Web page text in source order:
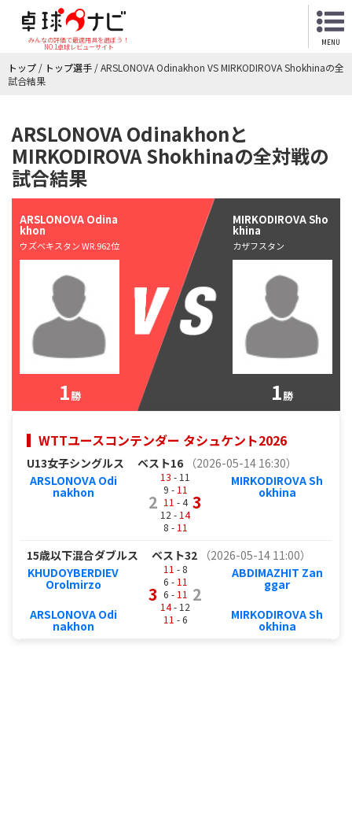
みんなの評価で最適用具を選ぼう！
NO.1卓球レビューサイト
MENU
トップ / トップ選手 /ARSLONOVA Odinakhon VS MIRKODIROVA Shokhinaの全
試合結果
ARSLONOVA Odinakhonと
MIRKODIROVA Shokhinaの全対戦の
試合結果
ARSLONOVA Odina
khon
ウズベキスタン WR.962位
1勝
MIRKODIROVA Sho
khina
カザフスタン
1勝
WTTユースコンテンダー タシュケント2026
U13女子シングルス ベスト16
（2026-05-14 16:30）
ARSLONOVA Odi
nakhon 2
13 - 11
9 - 11
11 - 4
12 - 14
8 - 11
3
MIRKODIROVA Sh
okhina
15歳以下混合ダブルス ベスト32
（2026-05-14 11:00）
KHUDOYBERDIEV
Orolmirzo
ARSLONOVA Odi
nakhon
3
11 - 8
6 - 11
6 - 11
14- 12
11 - 6
2
ABDIMAZHIT Zan
ggar
MIRKODIROVA Sh
okhina